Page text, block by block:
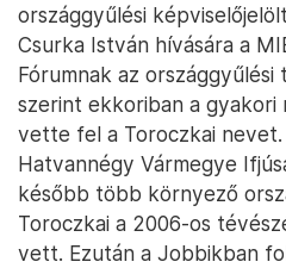
országgyűlési
Csurka István hívására a
Fórumnak az
szerint ekkoriban a gyakori
vette fel a Toroczkai
Hatvannégy Vármegye
később több környező
Toroczkai a 2006-os
vett. Ezután a Jobbikban